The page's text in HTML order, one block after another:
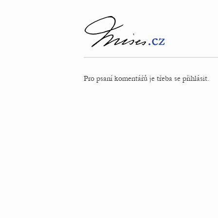
Pro psaní komentářů je třeba se přihlásit.